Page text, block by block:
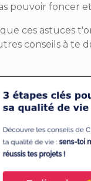
pouvoir foncer
ces astuces
conseils à te